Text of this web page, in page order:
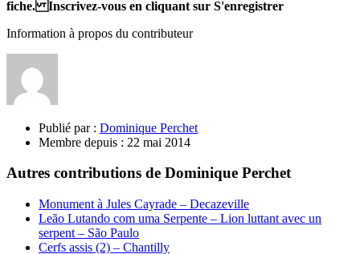
fiche. Inscrivez-vous en cliquant sur S'enregistrer
Information à propos du contributeur
Publié par : Dominique Perchet
Membre depuis : 22 mai 2014
Autres contributions de Dominique Perchet
Monument à Jules Cayrade – Decazeville
Leão Lutando com uma Serpente – Lion luttant avec un
serpent – São Paulo
Cerfs assis (2) – Chantilly